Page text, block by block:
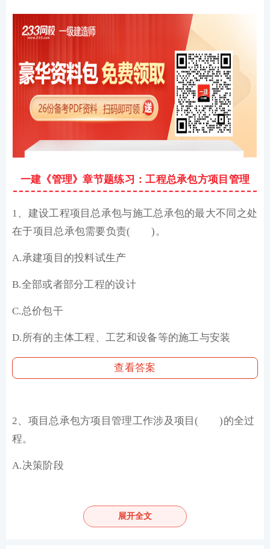
一建《管理》章节题练习：工程总承包方项目管理
1、建设工程项目总承包与施工总承包的最大不同之处
在于项目总承包需要负责( )。
A.承建项目的投料试生产
B.全部或者部分工程的设计
C.总价包干
D.所有的主体工程、工艺和设备等的施工与安装
查看答案
2、项目总承包方项目管理工作涉及项目( )的全过
程。
A.决策阶段
展开全文